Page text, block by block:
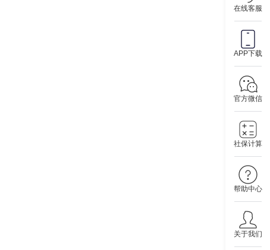
在线客服
APP下载
官方微信
社保计算
帮助中心
关于我们